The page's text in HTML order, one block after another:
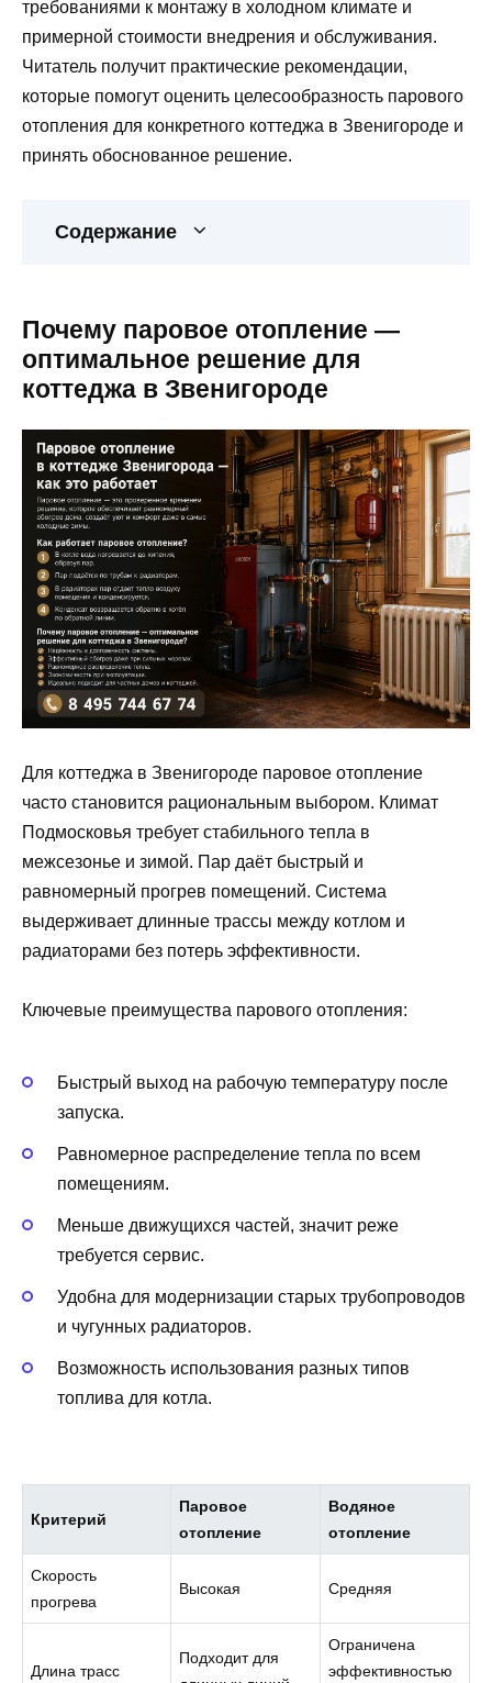
требованиями к монтажу в холодном климате и
примерной стоимости внедрения и обслуживания.
Читатель получит практические рекомендации,
которые помогут оценить целесообразность парового
отопления для конкретного коттеджа в Звенигороде и
принять обоснованное решение.
Содержание
Почему паровое отопление —
оптимальное решение для
коттеджа в Звенигороде
Для коттеджа в Звенигороде паровое отопление
часто становится рациональным выбором. Климат
Подмосковья требует стабильного тепла в
межсезонье и зимой. Пар даёт быстрый и
равномерный прогрев помещений. Система
выдерживает длинные трассы между котлом и
радиаторами без потерь эффективности.
Ключевые преимущества парового отопления:
Быстрый выход на рабочую температуру после
запуска.
Равномерное распределение тепла по всем
помещениям.
Меньше движущихся частей, значит реже
требуется сервис.
Удобна для модернизации старых трубопроводов
и чугунных радиаторов.
Возможность использования разных типов
топлива для котла.
Критерий
Паровое
отопление
Водяное
отопление
Скорость
прогрева
Высокая Средняя
Длина трасс
Подходит для
Ограничена
эффективностью